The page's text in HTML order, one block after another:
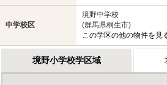
中学校区
境野中学校
(群馬県桐生市)
この学区の他の物件を見
境野小学校学区域